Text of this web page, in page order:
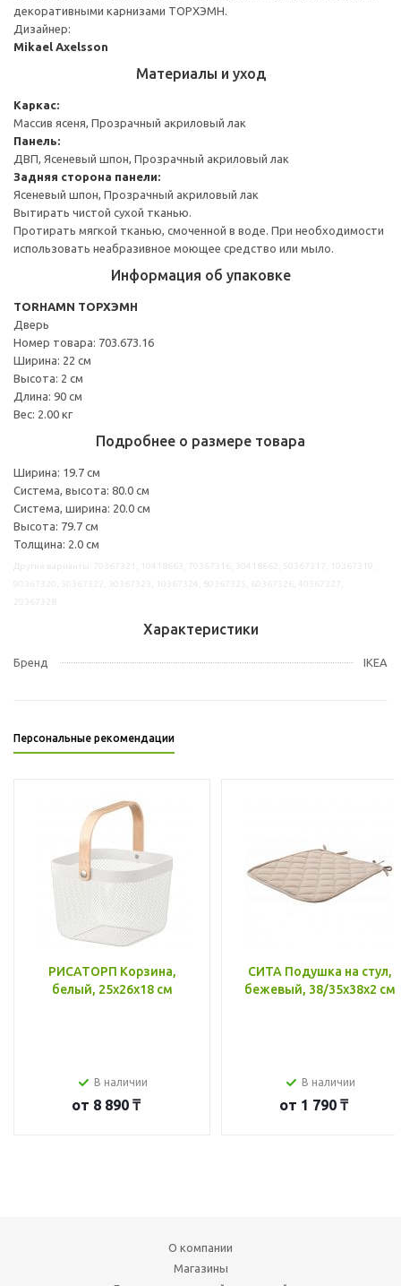
декоративными карнизами ТОРХЭМН.
Дизайнер:
Mikael Axelsson
Материалы и уход
Каркас:
Массив ясеня, Прозрачный акриловый лак
Панель:
ДВП, Ясеневый шпон, Прозрачный акриловый лак
Задняя сторона панели:
Ясеневый шпон, Прозрачный акриловый лак
Вытирать чистой сухой тканью.
Протирать мягкой тканью, смоченной в воде. При необходимости
использовать неабразивное моющее средство или мыло.
Информация об упаковке
TORHAMN ТОРХЭМН
Дверь
Номер товара: 703.673.16
Ширина: 22 см
Высота: 2 см
Длина: 90 см
Вес: 2.00 кг
Подробнее о размере товара
Ширина: 19.7 см
Система, высота: 80.0 см
Система, ширина: 20.0 см
Высота: 79.7 см
Толщина: 2.0 см
Характеристики
Бренд IKEA
Персональные рекомендации
РИСАТОРП Корзина,
белый, 25x26x18 см
В наличии
от 8 890 ₸
СИТА Подушка на стул,
бежевый, 38/35x38x2 см
В наличии
от 1 790 ₸
О компании
Магазины